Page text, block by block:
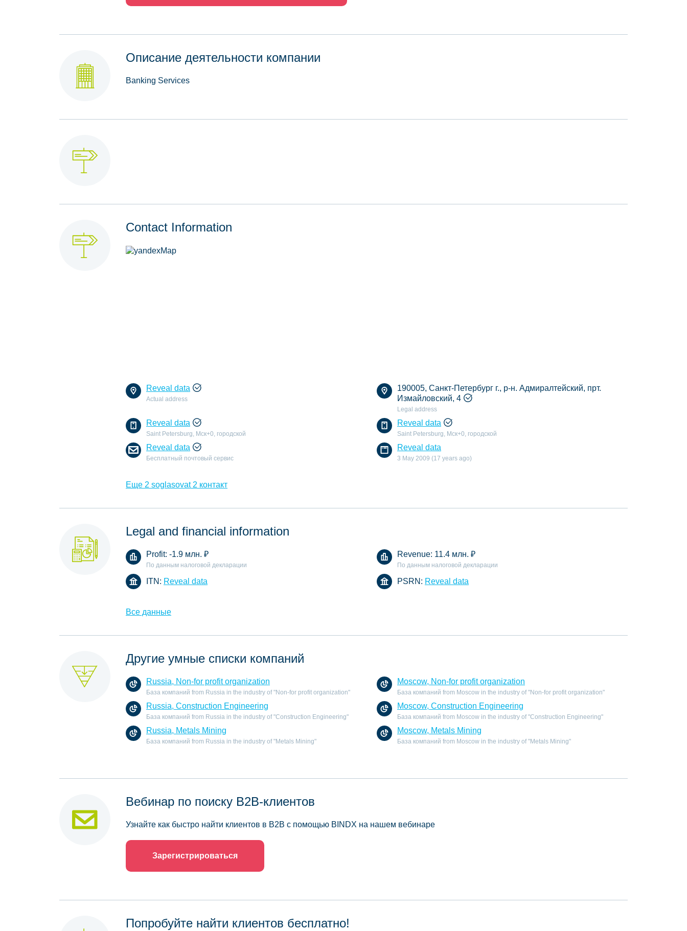
Описание деятельности компании
Banking Services
Contact Information
Reveal data
Actual address
190005, Санкт-Петербург г., р-н. Адмиралтейский, прт.
Измайловский, 4
Legal address
Reveal data
Saint Petersburg, Мск+0, городской
Reveal data
Saint Petersburg, Мск+0, городской
Reveal data
Бесплатный почтовый сервис
Reveal data
3 May 2009 (17 years ago)
Еще 2 soglasovat 2 контакт
Legal and financial information
Profit: -1.9 млн. ₽
По данным налоговой декларации
Revenue: 11.4 млн. ₽
По данным налоговой декларации
ITN: Reveal data PSRN: Reveal data
Все данные
Другие умные списки компаний
Russia, Non-for profit organization
База компаний from Russia in the industry of "Non-for profit organization"
Moscow, Non-for profit organization
База компаний from Moscow in the industry of "Non-for profit organization"
Russia, Construction Engineering
База компаний from Russia in the industry of "Construction Engineering"
Moscow, Construction Engineering
База компаний from Moscow in the industry of "Construction Engineering"
Russia, Metals Mining
База компаний from Russia in the industry of "Metals Mining"
Moscow, Metals Mining
База компаний from Moscow in the industry of "Metals Mining"
Вебинар по поиску B2B-клиентов
Узнайте как быстро найти клиентов в B2B с помощью BINDX на нашем вебинаре
Зарегистрироваться
Попробуйте найти клиентов бесплатно!